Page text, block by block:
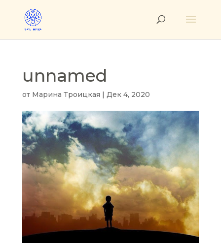
unnamed
от Марина Троицкая | Дек 4, 2020